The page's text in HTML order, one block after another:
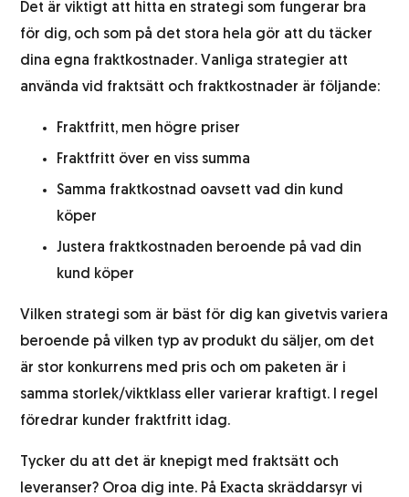
Det är viktigt att hitta en strategi som fungerar bra
för dig, och som på det stora hela gör att du täcker
dina egna fraktkostnader. Vanliga strategier att
använda vid fraktsätt och fraktkostnader är följande:
Fraktfritt, men högre priser
Fraktfritt över en viss summa
Samma fraktkostnad oavsett vad din kund
köper
Justera fraktkostnaden beroende på vad din
kund köper
Vilken strategi som är bäst för dig kan givetvis variera
beroende på vilken typ av produkt du säljer, om det
är stor konkurrens med pris och om paketen är i
samma storlek/viktklass eller varierar kraftigt. I regel
föredrar kunder fraktfritt idag.
Tycker du att det är knepigt med fraktsätt och
leveranser? Oroa dig inte. På Exacta skräddarsyr vi